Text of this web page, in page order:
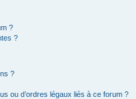
?
?
?
ou d’ordres légaux liés à ce forum ?